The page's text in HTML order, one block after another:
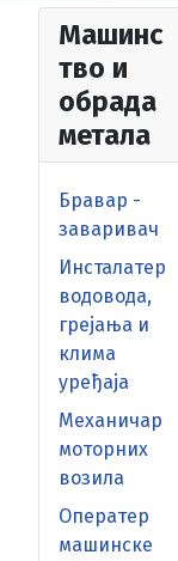
Машинс
тво и
обрада
метала
Бравар -
заваривач
Инсталатер
водовода,
грејања и
клима
уређаја
Механичар
моторних
возила
Оператер
машинске